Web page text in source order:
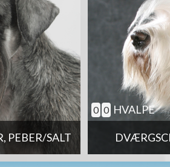
PEBER/SALT
0 0 HVALPE